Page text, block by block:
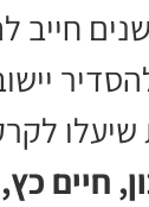
חייב
חיים כץ,